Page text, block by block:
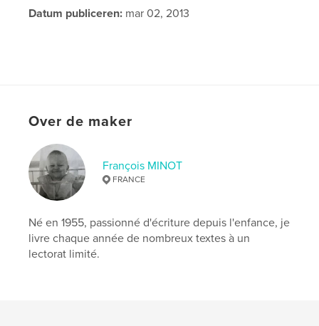
Datum publiceren: mar 02, 2013
Over de maker
François MINOT
FRANCE
Né en 1955, passionné d'écriture depuis l'enfance, je
livre chaque année de nombreux textes à un
lectorat limité.